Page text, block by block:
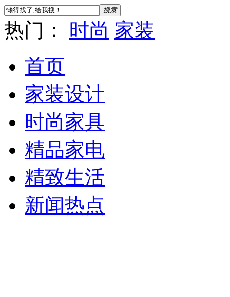
搜索
热门： 时尚 家装
首页
家装设计
时尚家具
精品家电
精致生活
新闻热点